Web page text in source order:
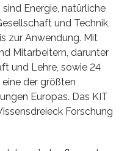
Energie, natürliche
und Technik,
zur Anwendung. Mit
Mitarbeitern, darunter
und Lehre, sowie 24
der größten
Europas. Das KIT
Forschung